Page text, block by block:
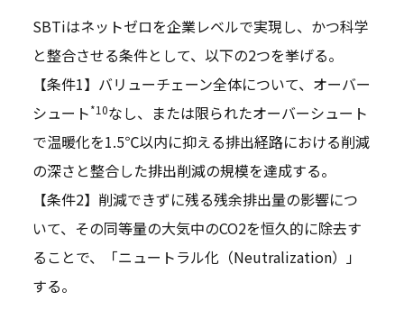
SBTiはネットゼロを企業レベルで実現し、かつ科学
と整合させる条件として、以下の2つを挙げる。
【条件1】バリューチェーン全体について、オーバー
シュート*10なし、または限られたオーバーシュート
で温暖化を1.5℃以内に抑える排出経路における削減
の深さと整合した排出削減の規模を達成する。
【条件2】削減できずに残る残余排出量の影響につ
いて、その同等量の大気中のCO2を恒久的に除去す
ることで、「ニュートラル化（Neutralization）」
する。